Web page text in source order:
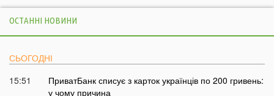
ОСТАННІ НОВИНИ
СЬОГОДНІ
15:51
ПриватБанк списує з карток українців по 200 гривень:
у чому причина